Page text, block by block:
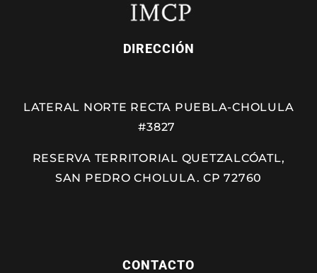
DIRECCIÓN
LATERAL NORTE RECTA PUEBLA-CHOLULA
#3827
RESERVA TERRITORIAL QUETZALCÓATL,
SAN PEDRO CHOLULA. CP 72760
CONTACTO